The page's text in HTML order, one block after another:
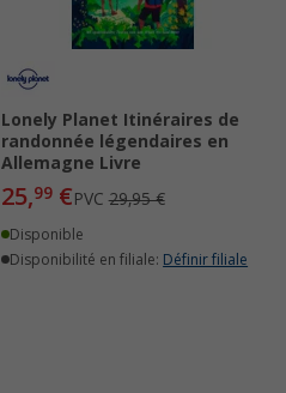
Lonely Planet Itinéraires de
randonnée légendaires en
Allemagne Livre
25,99€PVC29,95 €
Disponible
Disponibilité en filiale: Définir filiale